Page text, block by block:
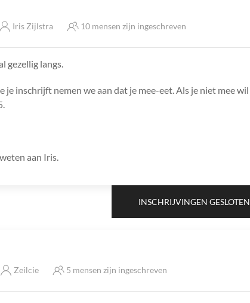
Iris Zijlstra 10 mensen zijn ingeschreven
gezellig langs.
je inschrijft nemen we aan dat je mee-eet. Als je niet mee wil
aan Iris.
INSCHRIJVINGEN GESLOTEN
Zeilcie 5 mensen zijn ingeschreven